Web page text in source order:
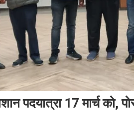
पदयात्रा 17 मार्च को,